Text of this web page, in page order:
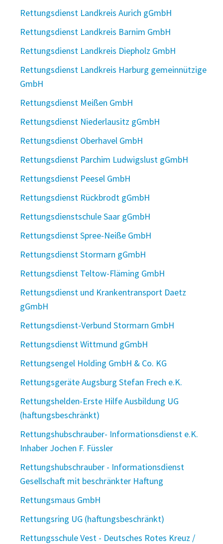
Rettungsdienst Landkreis Aurich gGmbH
Rettungsdienst Landkreis Barnim GmbH
Rettungsdienst Landkreis Diepholz GmbH
Rettungsdienst Landkreis Harburg gemeinnützige
GmbH
Rettungsdienst Meißen GmbH
Rettungsdienst Niederlausitz gGmbH
Rettungsdienst Oberhavel GmbH
Rettungsdienst Parchim Ludwigslust gGmbH
Rettungsdienst Peesel GmbH
Rettungsdienst Rückbrodt gGmbH
Rettungsdienstschule Saar gGmbH
Rettungsdienst Spree-Neiße GmbH
Rettungsdienst Stormarn gGmbH
Rettungsdienst Teltow-Fläming GmbH
Rettungsdienst und Krankentransport Daetz
gGmbH
Rettungsdienst-Verbund Stormarn GmbH
Rettungsdienst Wittmund gGmbH
Rettungsengel Holding GmbH & Co. KG
Rettungsgeräte Augsburg Stefan Frech e.K.
Rettungshelden-Erste Hilfe Ausbildung UG
(haftungsbeschränkt)
Rettungshubschrauber- Informationsdienst e.K.
Inhaber Jochen F. Füssler
Rettungshubschrauber - Informationsdienst
Gesellschaft mit beschränkter Haftung
Rettungsmaus GmbH
Rettungsring UG (haftungsbeschränkt)
Rettungsschule Vest - Deutsches Rotes Kreuz /